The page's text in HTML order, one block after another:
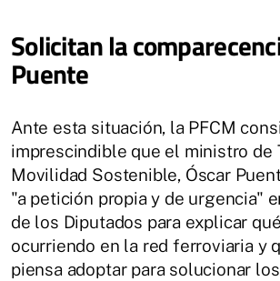
Solicitan la
Puente
Ante esta situación, la PFCM
imprescindible que el ministro de
Movilidad Sostenible, Óscar
"a petición propia y de urgencia"
de los Diputados para explicar
ocurriendo en la red ferroviaria y
piensa adoptar para solucionar